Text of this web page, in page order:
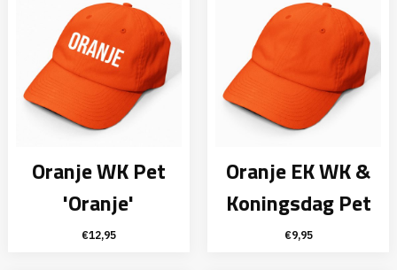
Oranje WK Pet
'Oranje'
€12,95
Oranje EK WK &
Koningsdag Pet
€9,95